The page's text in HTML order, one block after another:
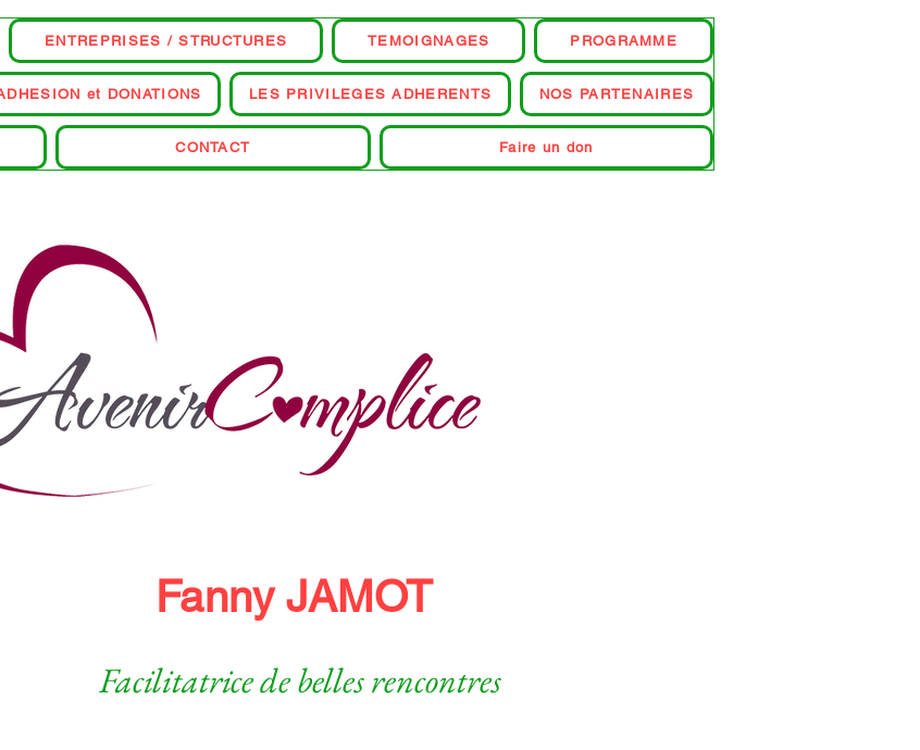
ENTREPRISES / STRUCTURES TEMOIGNAGES PROGRAMME
et DONATIONS LES PRIVILEGES ADHERENTS NOS PARTENAIRES
CONTACT Faire un don
Fanny JAMOT
Facilitatrice de belles rencontres